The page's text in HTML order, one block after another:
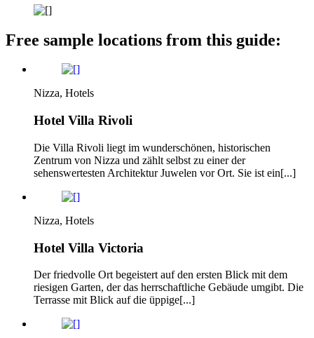
Free sample locations from this guide:
Nizza, Hotels
Hotel Villa Rivoli
Die Villa Rivoli liegt im wunderschönen, historischen
Zentrum von Nizza und zählt selbst zu einer der
sehenswertesten Architektur Juwelen vor Ort. Sie ist ein[...]
Nizza, Hotels
Hotel Villa Victoria
Der friedvolle Ort begeistert auf den ersten Blick mit dem
riesigen Garten, der das herrschaftliche Gebäude umgibt. Die
Terrasse mit Blick auf die üppige[...]